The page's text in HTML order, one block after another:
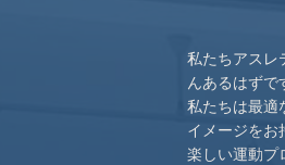
私たちアスレ
んあるはずで
私たちは最適
イメージをお
楽しい運動プ